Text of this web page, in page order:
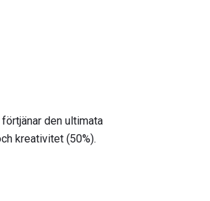
den ultimata
kreativitet (50%).